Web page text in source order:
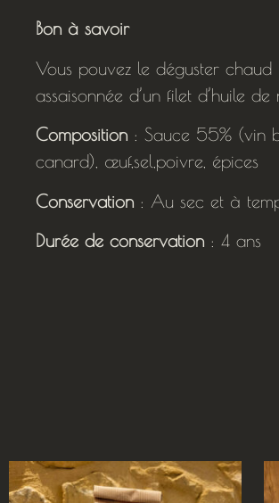
Bon à savoir
Vous pouvez le déguster
assaisonnée d’un filet d’huile
Composition : Sauce 55% (vin
canard), œuf,sel,poivre, épices
Conservation : Au sec et à
Durée de conservation : 4 ans